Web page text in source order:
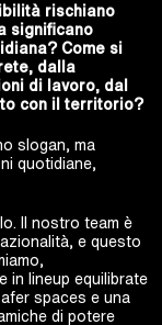
rischiano
significano
Come si
dalla
di lavoro, dal
con il territorio?
slogan, ma
quotidiane,
Il nostro team è
e questo
in lineup equilibrate
spaces e una
di potere